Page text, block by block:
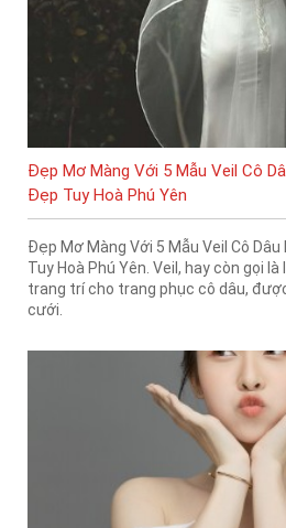
Đẹp Mơ Màng Với 5 Mẫu Veil Cô
Đẹp Tuy Hoà Phú Yên
Đẹp Mơ Màng Với 5 Mẫu Veil Cô
Tuy Hoà Phú Yên. Veil, hay còn gọi
trang trí cho trang phục cô dâu,
cưới.